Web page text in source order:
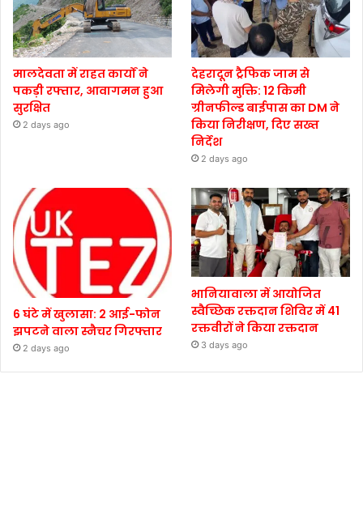
मालदेवता में राहत कार्यों ने
पकड़ी रफ्तार, आवागमन हुआ
सुरक्षित
2 days ago
देहरादून ट्रैफिक जाम से
मिलेगी मुक्ति: 12 किमी
ग्रीनफील्ड बाईपास का DM ने
किया निरीक्षण, दिए सख्त
निर्देश
2 days ago
6 घंटे में खुलासा: 2 आई-फोन
झपटने वाला स्नैचर गिरफ्तार
2 days ago
भानियावाला में आयोजित
स्वैच्छिक रक्तदान शिविर में 41
रक्तवीरों ने किया रक्तदान
3 days ago